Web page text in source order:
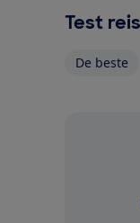
Test
De beste